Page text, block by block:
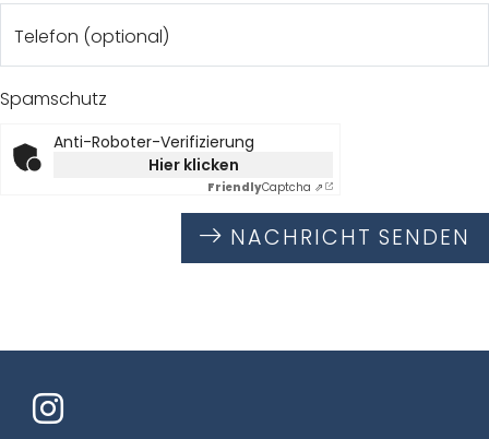
Telefon (optional)
Spamschutz
Anti-Roboter-Verifizierung
Hier klicken
FriendlyCaptcha ⇗
NACHRICHT SENDEN